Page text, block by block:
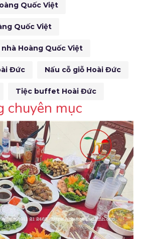
Quốc Việt
Quốc Việt
Hoàng Quốc Việt
Đức Nấu cỗ giỗ Hoài Đức
Tiệc buffet Hoài Đức
chuyên mục